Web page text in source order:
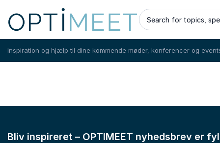
Search for topics,
Inspiration og hjælp til dine kommende møder, konferencer og
Bliv inspireret – OPTIMEET nyhedsbrev er